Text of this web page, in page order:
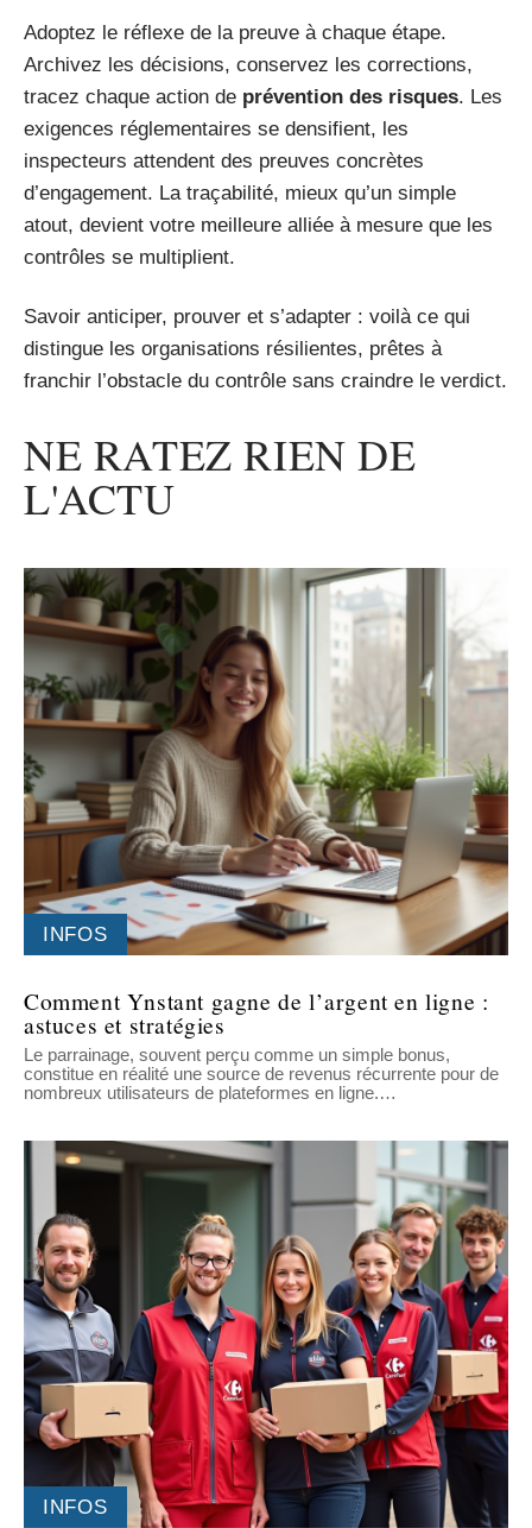
Adoptez le réflexe de la preuve à chaque étape.
Archivez les décisions, conservez les corrections,
tracez chaque action de prévention des risques. Les
exigences réglementaires se densifient, les
inspecteurs attendent des preuves concrètes
d’engagement. La traçabilité, mieux qu’un simple
atout, devient votre meilleure alliée à mesure que les
contrôles se multiplient.
Savoir anticiper, prouver et s’adapter : voilà ce qui
distingue les organisations résilientes, prêtes à
franchir l’obstacle du contrôle sans craindre le verdict.
NE RATEZ RIEN DE
L'ACTU
INFOS
Comment Ynstant gagne de l’argent en ligne :
astuces et stratégies
Le parrainage, souvent perçu comme un simple bonus,
constitue en réalité une source de revenus récurrente pour de
nombreux utilisateurs de plateformes en ligne.…
INFOS